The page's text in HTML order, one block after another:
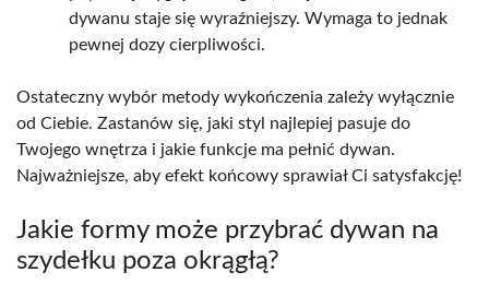
dywanu staje się wyraźniejszy. Wymaga to jednak
pewnej dozy cierpliwości.
Ostateczny wybór metody wykończenia zależy wyłącznie
od Ciebie. Zastanów się, jaki styl najlepiej pasuje do
Twojego wnętrza i jakie funkcje ma pełnić dywan.
Najważniejsze, aby efekt końcowy sprawiał Ci satysfakcję!
Jakie formy może przybrać dywan na
szydełku poza okrągłą?